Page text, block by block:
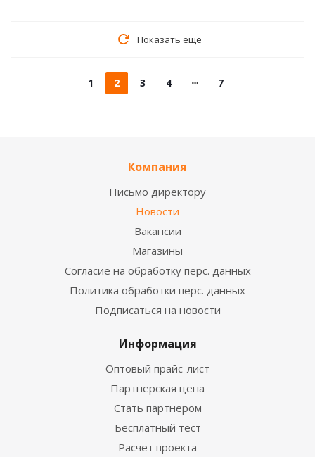
Показать еще
1 2 3 4 7
Компания
Письмо директору
Новости
Вакансии
Магазины
Согласие на обработку перс. данных
Политика обработки перс. данных
Подписаться на новости
Информация
Оптовый прайс-лист
Партнерская цена
Стать партнером
Бесплатный тест
Расчет проекта